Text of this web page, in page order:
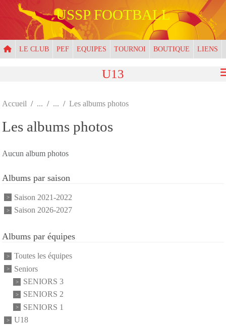
USSP FOOTBALL
LE CLUB PEF EQUIPES TOURNOI BOUTIQUE LIENS
U13
Accueil Les albums photos
Les albums photos
Aucun album photos
Albums par saison
Saison 2021-2022
Saison 2026-2027
Albums par équipes
Toutes les équipes
Seniors
SENIORS 3
SENIORS 2
SENIORS 1
U18
Panneau de gestion des cookies